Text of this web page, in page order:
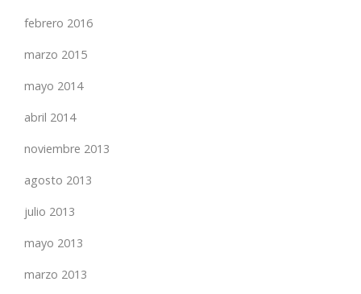
febrero 2016
marzo 2015
mayo 2014
abril 2014
noviembre 2013
agosto 2013
julio 2013
mayo 2013
marzo 2013